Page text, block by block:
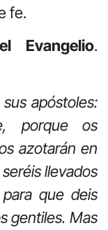
fe.
Evangelio.
apóstoles:
porque os
azotarán en
llevados
que deis
gentiles. Mas